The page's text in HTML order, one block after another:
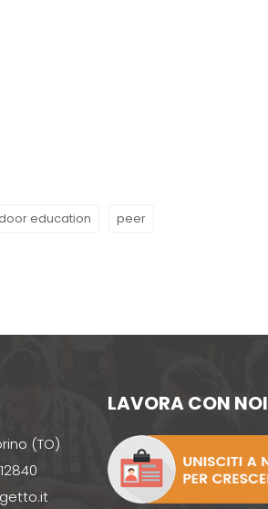
education peer
(TO)
LAVORA CON NOI